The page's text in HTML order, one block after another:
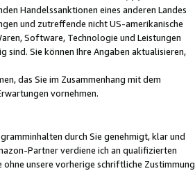
Handelssanktionen eines anderen Landes
und zutreffende nicht US-amerikanische
Software, Technologie und Leistungen
Sie können Ihre Angaben aktualisieren,
das Sie im Zusammenhang mit dem
vornehmen.
durch Sie genehmigt, klar und
Partner verdiene ich an qualifizierten
ohne unsere vorherige schriftliche Zustimmung